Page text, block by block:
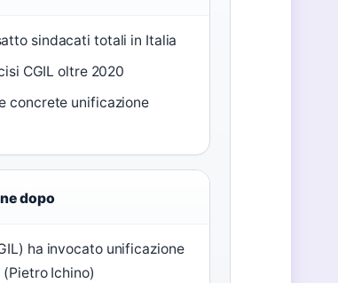
sindacati totali in Italia
CGIL oltre 2020
concrete unificazione
dopo
ha invocato unificazione
(Pietro Ichino)